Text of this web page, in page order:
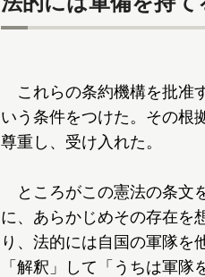
これらの条約機構を批准
いう条件をつけた。その根
尊重し、受け入れた。
ところがこの憲法の条文
に、あらかじめその存在を
り、法的には自国の軍隊を
「解釈」して「うちは軍